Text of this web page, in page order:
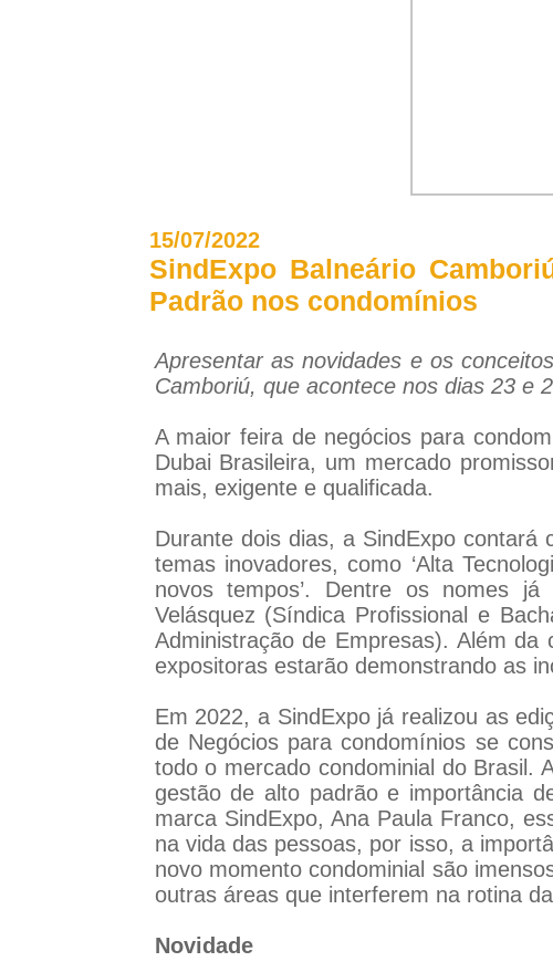
15/07/2022
SindExpo Balneário
Padrão nos condomínios
Apresentar as novidades e os
Camboriú, que acontece nos dias 23 e
A maior feira de negócios para
Dubai Brasileira, um mercado
mais, exigente e qualificada.
Durante dois dias, a SindExpo
temas inovadores, como ‘Alta
novos tempos’. Dentre os nomes
Velásquez (Síndica Profissional e
Administração de Empresas). Além
expositoras estarão demonstrando as
Em 2022, a SindExpo já realizou as
de Negócios para condomínios se
todo o mercado condominial do Brasil.
gestão de alto padrão e importância
marca SindExpo, Ana Paula Franco,
na vida das pessoas, por isso, a
novo momento condominial são
outras áreas que interferem na rotina
Novidade